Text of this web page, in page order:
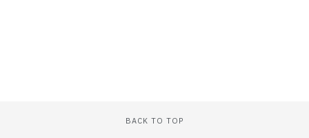
BACK TO TOP